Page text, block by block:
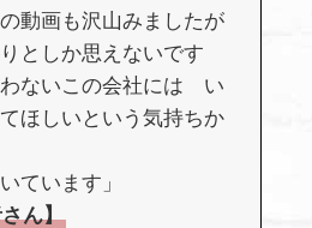
動画も沢山みましたが
としか思えないです
ないこの会社には い
ほしいという気持ちか
ています」
ん】